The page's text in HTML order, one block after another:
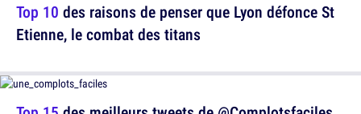
Top 10 des raisons de penser que Lyon défonce St
Etienne, le combat des titans